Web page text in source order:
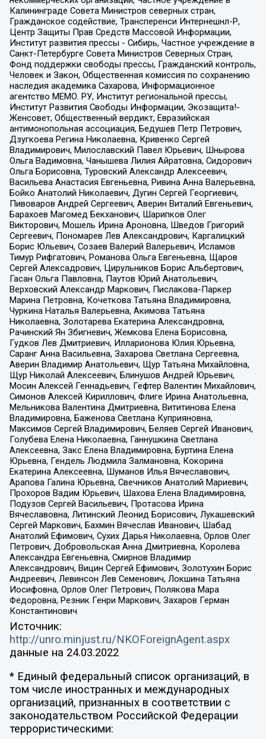
Калининграде Совета Министров северных стран,
Гражданское содействие, Трансперенси Интернешнл-Р,
Центр Защиты Прав Средств Массовой Информации,
Институт развития прессы - Сибирь, Частное учреждение в
Санкт-Петербурге Совета Министров Северных Стран,
Фонд поддержки свободы прессы, Гражданский контроль,
Человек и Закон, Общественная комиссия по сохранению
наследия академика Сахарова, Информационное
агентство МЕМО. РУ, Институт региональной прессы,
Институт Развития Свободы Информации, Экозащита!-
Женсовет, Общественный вердикт, Евразийская
антимонопольная ассоциация, Бедушев Петр Петрович,
Дзугкоева Регина Николаевна, Кривенко Сергей
Владимирович, Милославский Павел Юрьевич, Шнырова
Ольга Вадимовна, Чанышева Лилия Айратовна, Сидорович
Ольга Борисовна, Туровский Александр Алексеевич,
Васильева Анастасия Евгеньевна, Ривина Анна Валерьевна,
Бойко Анатолий Николаевич, Дугин Сергей Георгиевич,
Пивоваров Андрей Сергеевич, Аверин Виталий Евгеньевич,
Барахоев Магомед Бекханович, Шарипков Олег
Викторович, Мошель Ирина Ароновна, Шведов Григорий
Сергеевич, Пономарев Лев Александрович, Каргалицкий
Борис Юльевич, Созаев Валерий Валерьевич, Исламов
Тимур Рифгатович, Романова Ольга Евгеньевна, Щаров
Сергей Алексадрович, Цирульников Борис Альбертович,
Гасан Ольга Павловна, Паутов Юрий Анатольевич,
Верховский Александр Маркович, Пислакова-Паркер
Марина Петровна, Кочеткова Татьяна Владимировна,
Чуркина Наталья Валерьевна, Акимова Татьяна
Николаевна, Золотарева Екатерина Александровна,
Рачинский Ян Збигневич, Жемкова Елена Борисовна,
Гудков Лев Дмитриевич, Илларионова Юлия Юрьевна,
Саранг Анна Васильевна, Захарова Светлана Сергеевна,
Аверин Владимир Анатольевич, Щур Татьяна Михайловна,
Щур Николай Алексеевич, Блинушов Андрей Юрьевич,
Мосин Алексей Геннадьевич, Гефтер Валентин Михайлович,
Симонов Алексей Кириллович, Флиге Ирина Анатольевна,
Мельникова Валентина Дмитриевна, Вититинова Елена
Владимировна, Баженова Светлана Куприяновна,
Максимов Сергей Владимирович, Беляев Сергей Иванович,
Голубева Елена Николаевна, Ганнушкина Светлана
Алексеевна, Закс Елена Владимировна, Буртина Елена
Юрьевна, Гендель Людмила Залмановна, Кокорина
Екатерина Алексеевна, Шуманов Илья Вячеславович,
Арапова Галина Юрьевна, Свечников Анатолий Мариевич,
Прохоров Вадим Юрьевич, Шахова Елена Владимировна,
Подузов Сергей Васильевич, Протасова Ирина
Вячеславовна, Литинский Леонид Борисович, Лукашевский
Сергей Маркович, Бахмин Вячеслав Иванович, Шабад
Анатолий Ефимович, Сухих Дарья Николаевна, Орлов Олег
Петрович, Добровольская Анна Дмитриевна, Королева
Александра Евгеньевна, Смирнов Владимир
Александрович, Вицин Сергей Ефимович, Золотухин Борис
Андреевич, Левинсон Лев Семенович, Локшина Татьяна
Иосифовна, Орлов Олег Петрович, Полякова Мара
Федоровна, Резник Генри Маркович, Захаров Герман
Константинович
Источник:
http://unro.minjust.ru/NKOForeignAgent.aspx
данные на 24.03.2022
* Единый федеральный список организаций, в
том числе иностранных и международных
организаций, признанных в соответствии с
законодательством Российской Федерации
террористическими: